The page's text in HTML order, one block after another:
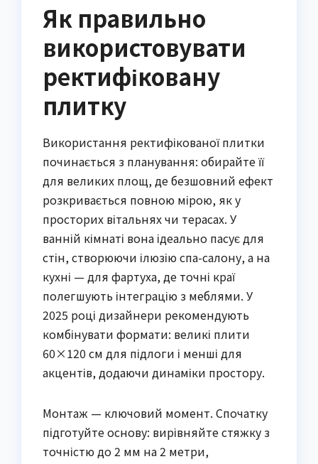
Як правильно
використовувати
ректифіковану
плитку
Використання ректифікованої плитки
починається з планування: обирайте її
для великих площ, де безшовний ефект
розкривається повною мірою, як у
просторих вітальнях чи терасах. У
ванній кімнаті вона ідеально пасує для
стін, створюючи ілюзію спа-салону, а на
кухні — для фартуха, де точні краї
полегшують інтеграцію з меблями. У
2025 році дизайнери рекомендують
комбінувати формати: великі плити
60×120 см для підлоги і менші для
акцентів, додаючи динаміки простору.
Монтаж — ключовий момент. Спочатку
підготуйте основу: вирівняйте стяжку з
точністю до 2 мм на 2 метри,